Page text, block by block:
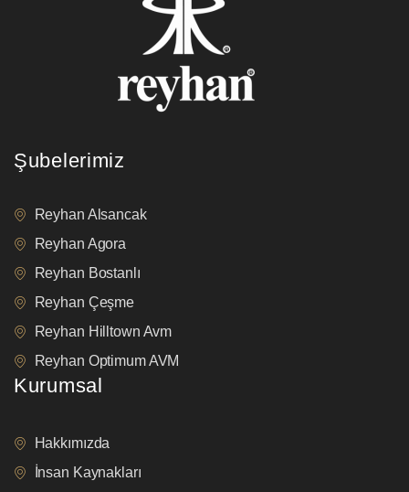
Şubelerimiz
Reyhan Alsancak
Reyhan Agora
Reyhan Bostanlı
Reyhan Çeşme
Reyhan Hilltown Avm
Reyhan Optimum AVM
Kurumsal
Hakkımızda
İnsan Kaynakları